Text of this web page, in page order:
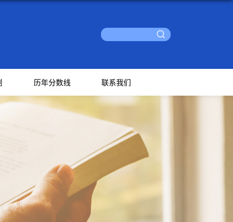
历年分数线 联系我们